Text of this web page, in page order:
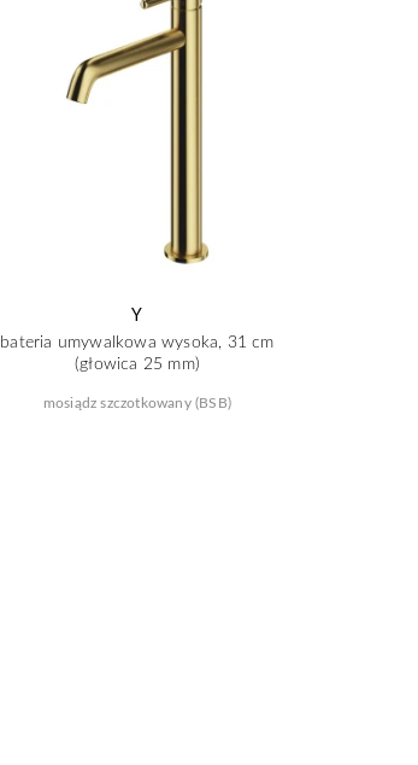
Y
bateria umywalkowa wysoka, 31 cm
(głowica 25 mm)
mosiądz szczotkowany (BSB)